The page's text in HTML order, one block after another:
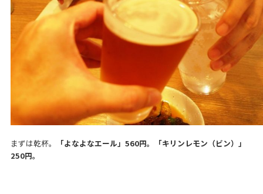
まずは乾杯。
「よなよなエール」560円。「キリンレモン（ビン）」
250円。